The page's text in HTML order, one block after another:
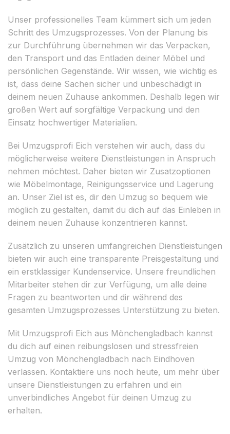
Unser professionelles Team kümmert sich um jeden
Schritt des Umzugsprozesses. Von der Planung bis
zur Durchführung übernehmen wir das Verpacken,
den Transport und das Entladen deiner Möbel und
persönlichen Gegenstände. Wir wissen, wie wichtig es
ist, dass deine Sachen sicher und unbeschädigt in
deinem neuen Zuhause ankommen. Deshalb legen wir
großen Wert auf sorgfältige Verpackung und den
Einsatz hochwertiger Materialien.
Bei Umzugsprofi Eich verstehen wir auch, dass du
möglicherweise weitere Dienstleistungen in Anspruch
nehmen möchtest. Daher bieten wir Zusatzoptionen
wie Möbelmontage, Reinigungsservice und Lagerung
an. Unser Ziel ist es, dir den Umzug so bequem wie
möglich zu gestalten, damit du dich auf das Einleben in
deinem neuen Zuhause konzentrieren kannst.
Zusätzlich zu unseren umfangreichen Dienstleistungen
bieten wir auch eine transparente Preisgestaltung und
ein erstklassiger Kundenservice. Unsere freundlichen
Mitarbeiter stehen dir zur Verfügung, um alle deine
Fragen zu beantworten und dir während des
gesamten Umzugsprozesses Unterstützung zu bieten.
Mit Umzugsprofi Eich aus Mönchengladbach kannst
du dich auf einen reibungslosen und stressfreien
Umzug von Mönchengladbach nach Eindhoven
verlassen. Kontaktiere uns noch heute, um mehr über
unsere Dienstleistungen zu erfahren und ein
unverbindliches Angebot für deinen Umzug zu
erhalten.